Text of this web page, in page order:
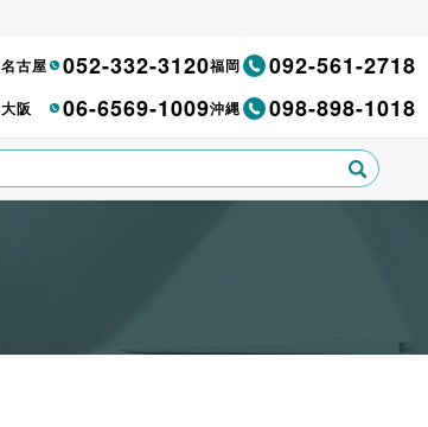
名古屋 052-332-3120福岡 092-561-2718
大阪 06-6569-1009沖縄 098-898-1018